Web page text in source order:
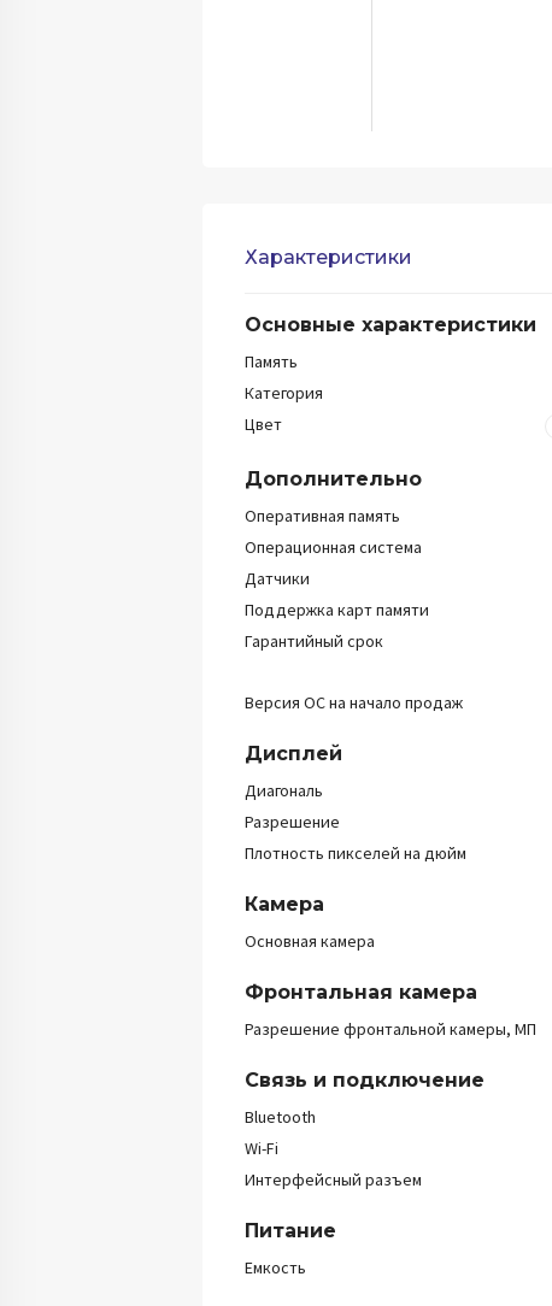
Характеристики
Основные характеристики
Память
Категория
Цвет
Дополнительно
Оперативная память
Операционная система
Датчики
Поддержка карт памяти
Гарантийный срок
Версия ОС на начало продаж
Дисплей
Диагональ
Разрешение
Плотность пикселей на дюйм
Камера
Основная камера
Фронтальная камера
Разрешение фронтальной камеры, МП
Связь и подключение
Bluetooth
Wi-Fi
Интерфейсный разъем
Питание
Емкость